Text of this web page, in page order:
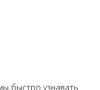
быстро узнавать